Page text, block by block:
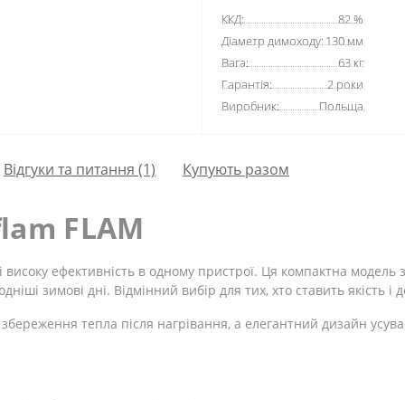
ККД:
82 %
Діаметр димоходу:130 мм
Вага:
63 кг
Гарантія:
2 роки
Виробник:
Польща
Відгуки та питання (1) Купують разом
FLAM
високу ефективність в одному пристрої. Ця компактна
зимові дні. Відмінний вибір для тих, хто ставить якість і
тепла після нагрівання, а елегантний дизайн